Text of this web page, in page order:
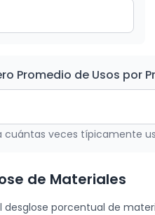
Promedio de Usos por
cuántas veces típicamente
de Materiales
desglose porcentual de